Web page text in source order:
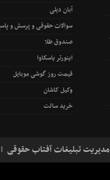
آبان دیلی
سوالات حقوقی و پرسش و
صندوق طلا
اینورتر یاسکاوا
قیمت روز گوشی موبایل
وکیل کاشان
خرید سالت
مدیریت تبلیغات آفتاب حقوقی